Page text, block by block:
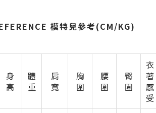
模特兒參考(CM/KG)
身
高
體
重
肩
寬
胸
圍
腰
圍
臀
圍
衣
著
感
受